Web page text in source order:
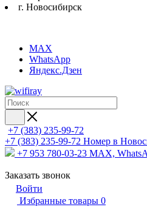
г. Новосибирск
MAX
WhatsApp
Яндекс.Дзен
+7 (383) 235-99-72
+7 (383) 235-99-72 Номер в
+7 953 780-03-23 MAX,
Заказать звонок
Войти
Избранные товары 0